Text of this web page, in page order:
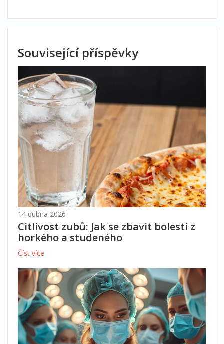
Související příspěvky
14 dubna 2026
Citlivost zubů: Jak se zbavit bolesti z
horkého a studeného
Číst více